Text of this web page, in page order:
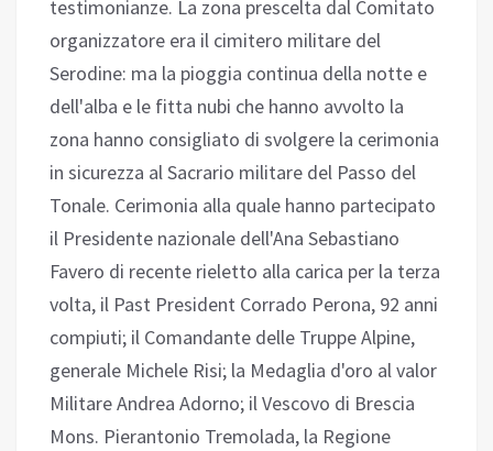
testimonianze. La zona prescelta dal Comitato
organizzatore era il cimitero militare del
Serodine: ma la pioggia continua della notte e
dell'alba e le fitta nubi che hanno avvolto la
zona hanno consigliato di svolgere la cerimonia
in sicurezza al Sacrario militare del Passo del
Tonale. Cerimonia alla quale hanno partecipato
il Presidente nazionale dell'Ana Sebastiano
Favero di recente rieletto alla carica per la terza
volta, il Past President Corrado Perona, 92 anni
compiuti; il Comandante delle Truppe Alpine,
generale Michele Risi; la Medaglia d'oro al valor
Militare Andrea Adorno; il Vescovo di Brescia
Mons. Pierantonio Tremolada, la Regione